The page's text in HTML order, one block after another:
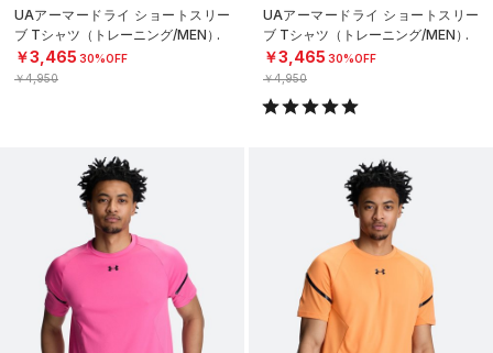
UAアーマードライ ショートスリー
ブ Tシャツ（トレーニング/MEN）
￥3,465 30%OFF
￥4,950
UAアーマードライ ショートスリー
ブ Tシャツ（トレーニング/MEN）
￥3,465 30%OFF
￥4,950